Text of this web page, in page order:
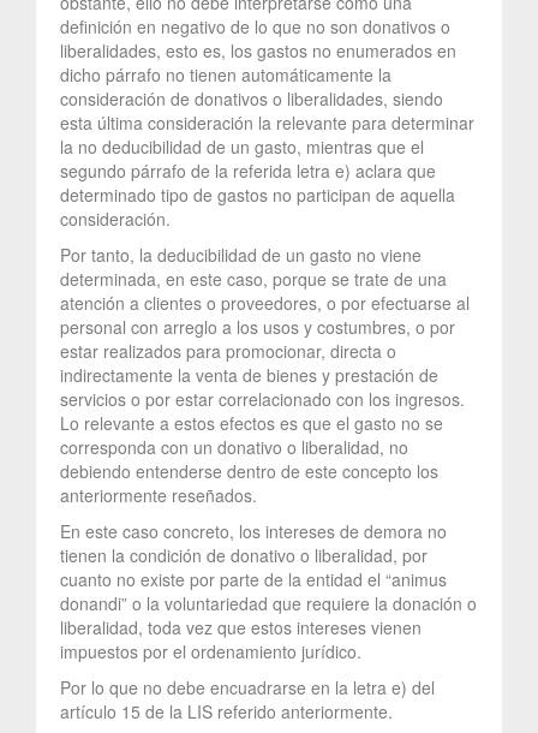
definición en negativo de lo que no son donativos o
liberalidades, esto es, los gastos no enumerados en
dicho párrafo no tienen automáticamente la
consideración de donativos o liberalidades, siendo
esta última consideración la relevante para determinar
la no deducibilidad de un gasto, mientras que el
segundo párrafo de la referida letra e) aclara que
determinado tipo de gastos no participan de aquella
consideración.
Por tanto, la deducibilidad de un gasto no viene
determinada, en este caso, porque se trate de una
atención a clientes o proveedores, o por efectuarse al
personal con arreglo a los usos y costumbres, o por
estar realizados para promocionar, directa o
indirectamente la venta de bienes y prestación de
servicios o por estar correlacionado con los ingresos.
Lo relevante a estos efectos es que el gasto no se
corresponda con un donativo o liberalidad, no
debiendo entenderse dentro de este concepto los
anteriormente reseñados.
En este caso concreto, los intereses de demora no
tienen la condición de donativo o liberalidad, por
cuanto no existe por parte de la entidad el “animus
donandi” o la voluntariedad que requiere la donación o
liberalidad, toda vez que estos intereses vienen
impuestos por el ordenamiento jurídico.
Por lo que no debe encuadrarse en la letra e) del
artículo 15 de la LIS referido anteriormente.